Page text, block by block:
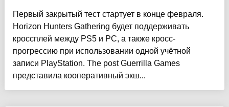
Первый закрытый тест стартует в конце февраля.
Horizon Hunters Gathering будет поддерживать
кроссплей между PS5 и PC, а также кросс-
прогрессию при использовании одной учётной
записи PlayStation. The post Guerrilla Games
представила кооперативный экш...